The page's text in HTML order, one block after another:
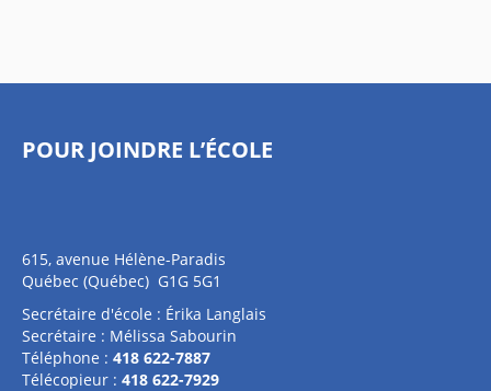
POUR JOINDRE L’ÉCOLE
615, avenue Hélène-Paradis
Québec (Québec) G1G 5G1
Secrétaire d'école : Érika Langlais
Secrétaire : Mélissa Sabourin
Téléphone : 418 622-7887
Télécopieur : 418 622-7929